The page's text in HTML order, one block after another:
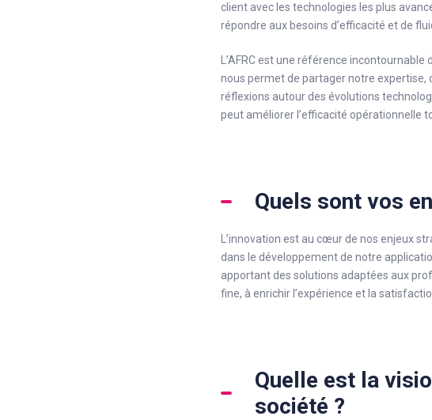
client avec les technologies les plus
répondre aux besoins d’efficacité et de
L’AFRC est une référence
nous permet de partager notre expertise,
réflexions autour des évolutions
peut améliorer l’efficacité opérationnelle
Quels sont vos
L’innovation est au cœur de nos enjeux
dans le développement de notre
apportant des solutions adaptées aux
fine, à enrichir l’expérience et la
Quelle est la
société ?